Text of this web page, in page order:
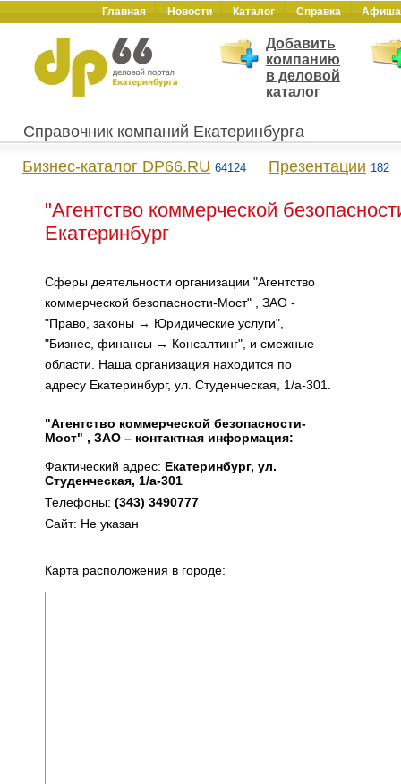
Главная Новости Каталог Справка Афиша
Добавить
компанию
в деловой
каталог
Справочник компаний Екатеринбурга
Бизнес-каталог DP66.RU 64124 Презентации 182
"Агентство коммерческой
Екатеринбург
Сферы деятельности организации "Агентство
коммерческой безопасности-Мост" , ЗАО -
"Право, законы → Юридические услуги",
"Бизнес, финансы → Консалтинг", и смежные
области. Наша организация находится по
адресу Екатеринбург, ул. Студенческая, 1/а-301.
"Агентство коммерческой безопасности-
Мост" , ЗАО – контактная информация:
Фактический адрес: Екатеринбург, ул.
Студенческая, 1/а-301
Телефоны: (343) 3490777
Сайт: Не указан
Карта расположения в городе: